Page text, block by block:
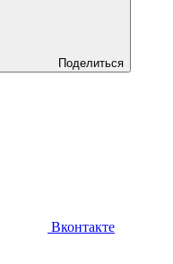
Поделиться
Вконтакте